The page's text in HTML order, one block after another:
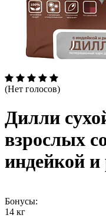
(Нет голосов)
Дилли
взрослых
индейкой и
Бонусы:
14 кг